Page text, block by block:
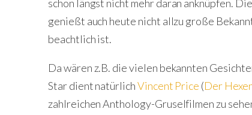
schon längst nicht mehr daran anknüpfen.
genießt auch heute nicht allzu große
beachtlich ist.
Da wären z.B. die vielen bekannten
Star dient natürlichVincent Price (Der
zahlreichen Anthology-Gruselfilmen zu